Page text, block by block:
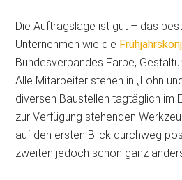
Die Auftragslage ist gut – das
Unternehmen wie die
Bundesverbandes Farbe,
Alle Mitarbeiter stehen in „Lohn
diversen Baustellen tagtäglich im
zur Verfügung stehenden
auf den ersten Blick durchweg
zweiten jedoch schon ganz